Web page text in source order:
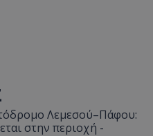
Λεμεσού–Πάφου:
στην περιοχή -